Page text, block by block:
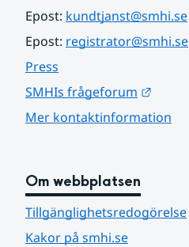
Epost: kundtjanst@smhi.se
Epost: registrator@smhi.se
Press
SMHIs frågeforum
Mer kontaktinformation
Om webbplatsen
Tillgänglighetsredogörelse
Kakor på smhi.se